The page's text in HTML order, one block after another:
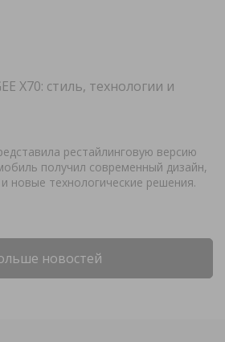
X70: стиль, технологии и
рестайлинговую версию
получил современный дизайн,
новые технологические решения.
новостей